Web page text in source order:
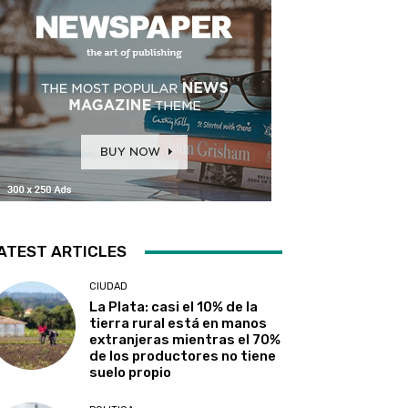
ARTICLES
CIUDAD
La Plata: casi el 10% de la
tierra rural está en manos
extranjeras mientras el 70%
de los productores no tiene
suelo propio